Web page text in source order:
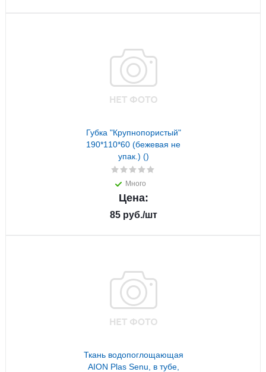
Губка "Крупнопористый"
190*110*60 (бежевая не
упак.) ()
Много
Цена:
85руб./шт
Ткань водопоглощающая
AION Plas Senu, в тубе,